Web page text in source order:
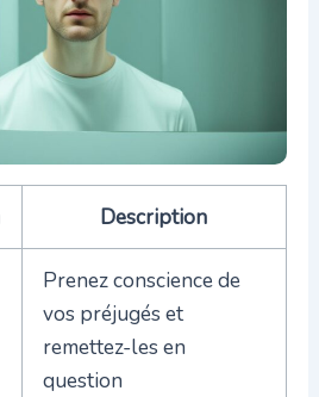
Description
Prenez conscience de
vos préjugés et
remettez-les en
question